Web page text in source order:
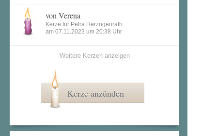
von Verena
Kerze für Petra Herzogenrath
am 07.11.2023 um 20:38 Uhr
Weitere Kerzen anzeigen
Kerze anzünden